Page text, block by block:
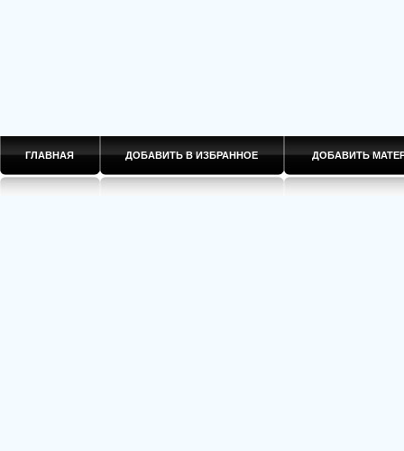
ГЛАВНАЯ ДОБАВИТЬ В ИЗБРАННОЕ ДОБАВИТЬ